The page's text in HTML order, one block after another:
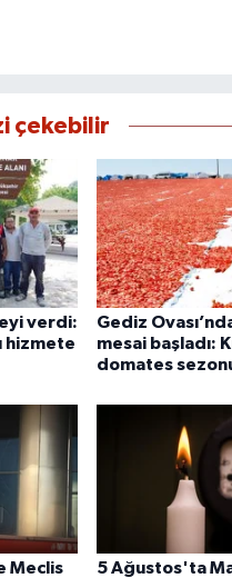
çekebilir
verdi:
hizmete
Gediz
mesai başladı:
domates sezonu
Meclis
5 Ağustos'ta